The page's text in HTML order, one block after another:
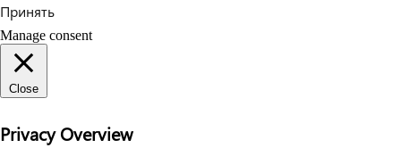
Принять
Manage consent
Close
Privacy Overview